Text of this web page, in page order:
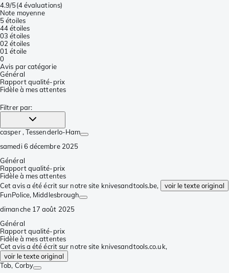
4.9/5(4 évaluations)
Note moyenne
5 étoiles
44 étoiles
03 étoiles
02 étoiles
01 étoile
0
Avis par catégorie
Général
Rapport qualité-prix
Fidèle à mes attentes
Filtrer par:
casper , Tessenderlo-Ham
samedi 6 décembre 2025
Général
Rapport qualité-prix
Fidèle à mes attentes
Cet avis a été écrit sur notre site knivesandtools.be,
voir le texte original
FunPolice, Middlesbrough
dimanche 17 août 2025
Général
Rapport qualité-prix
Fidèle à mes attentes
Cet avis a été écrit sur notre site knivesandtools.co.uk,
voir le texte original
Tob, Corby